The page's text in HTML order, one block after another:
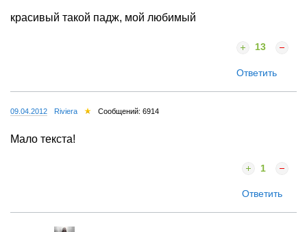
красивый такой падж, мой любимый
13
Ответить
09.04.2012 Riviera Сообщений: 6914
Мало текста!
1
Ответить